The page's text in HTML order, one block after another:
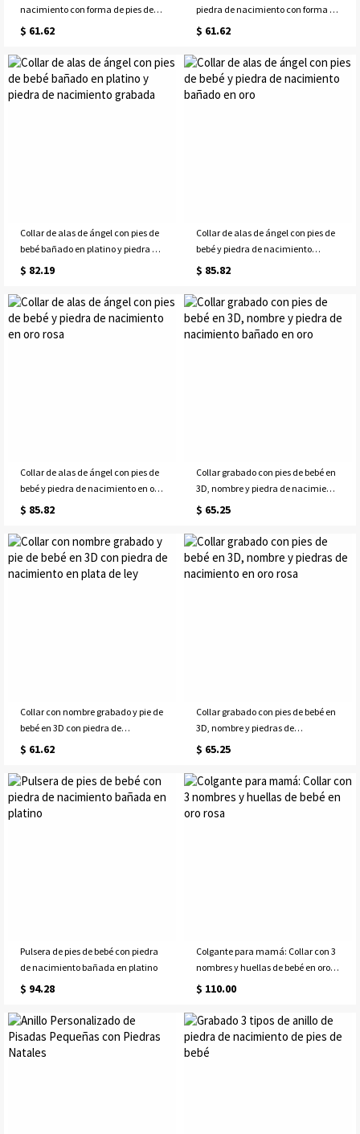
nacimiento con forma de pies de
bebé para mamá bañado en oro
$ 61.62
piedra de nacimiento con forma de
pies de bebé para mamá en oro
$ 61.62
Collar de alas de ángel con pies de
bebé bañado en platino y piedra de
nacimiento grabada
$ 82.19
Collar de alas de ángel con pies de
bebé y piedra de nacimiento
bañado en oro
$ 85.82
Collar de alas de ángel con pies de
bebé y piedra de nacimiento en oro
rosa
$ 85.82
Collar grabado con pies de bebé en
3D, nombre y piedra de nacimiento
bañado en oro
$ 65.25
Collar con nombre grabado y pie de
bebé en 3D con piedra de
nacimiento en plata de ley
$ 61.62
Collar grabado con pies de bebé en
3D, nombre y piedras de
nacimiento en oro rosa
$ 65.25
Pulsera de pies de bebé con piedra
de nacimiento bañada en platino
$ 94.28
Colgante para mamá: Collar con 3
nombres y huellas de bebé en oro
rosa
$ 110.00